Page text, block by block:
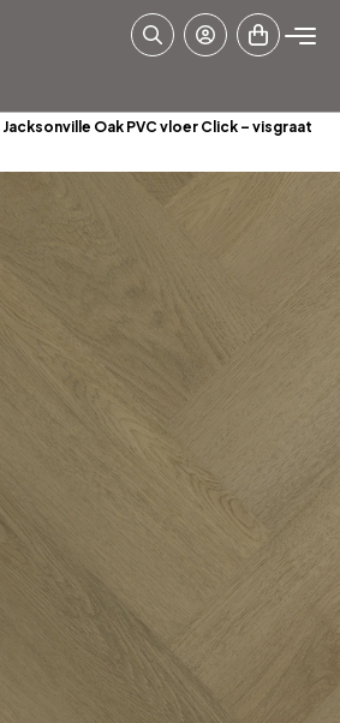
Jacksonville Oak PVC vloer Click – visgraat